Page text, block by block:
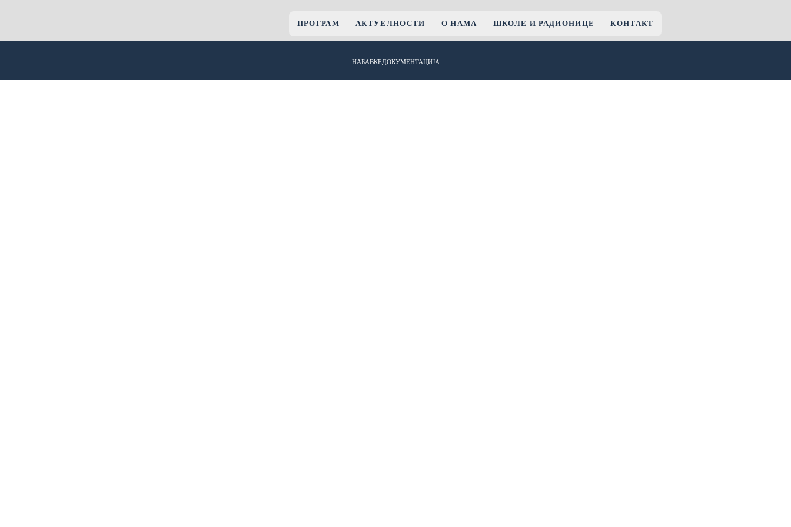
ПРОГРАМ АКТУЕЛНОСТИ О НАМА ШКОЛЕ И РАДИОНИЦЕ КОНТАКТ
НАБАВКЕДОКУМЕНТАЦИЈА